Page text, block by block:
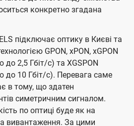
конкретно згадана
підключає оптику в Києві та
GPON, xPON, xGPON
до 2,5 Гбіт/с) та XGSPON
до 10 Гбіт/с). Перевага саме
в тому, що здатен
симетричним сигналом.
по оптиці буде як на
вивантаження. За цими